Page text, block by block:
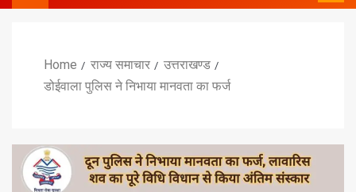
Home राज्य समाचार
उत्तराखण्ड
डोईवाला पुलिस ने निभाया मानवता का फर्ज